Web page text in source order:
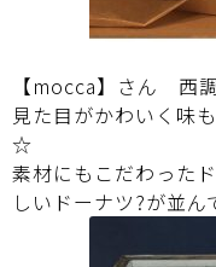
【mocca】さん 西
見た目がかわいく味
☆
素材にもこだわった
しいドーナツ?が並ん